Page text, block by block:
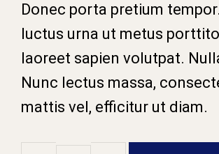
Donec porta pretium
luctus urna ut metus
laoreet sapien volutpat.
Nunc lectus massa,
mattis vel, efficitur ut diam.